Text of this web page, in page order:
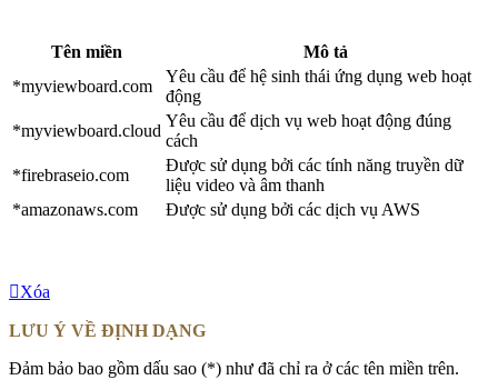
Tên miền
Mô tả
*myviewboard.com
Yêu cầu để hệ sinh thái ứng dụng web hoạt
động
*myviewboard.cloud
Yêu cầu để dịch vụ web hoạt động đúng
cách
*firebraseio.com
Được sử dụng bởi các tính năng truyền dữ
liệu video và âm thanh
*amazonaws.com
Được sử dụng bởi các dịch vụ AWS
Xóa
LƯU Ý VỀ ĐỊNH DẠNG
Đảm bảo bao gồm dấu sao (*) như đã chỉ ra ở các tên miền trên.